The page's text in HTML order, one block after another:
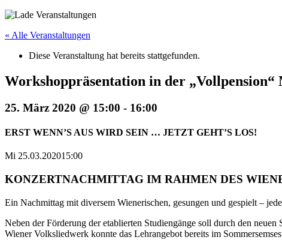
« Alle Veranstaltungen
Diese Veranstaltung hat bereits stattgefunden.
Workshoppräsentation in der „Vollpension“
25. März 2020 @ 15:00 - 16:00
ERST WENN’S AUS WIRD SEIN … JETZT GEHT’S LOS!
Mi 25.03.202015:00
KONZERTNACHMITTAG IM RAHMEN DES
Ein Nachmittag mit diversem Wienerischen, gesungen und gespielt –
Neben der Förderung der etablierten Studiengänge soll durch den
Wiener Volksliedwerk konnte das Lehrangebot bereits im